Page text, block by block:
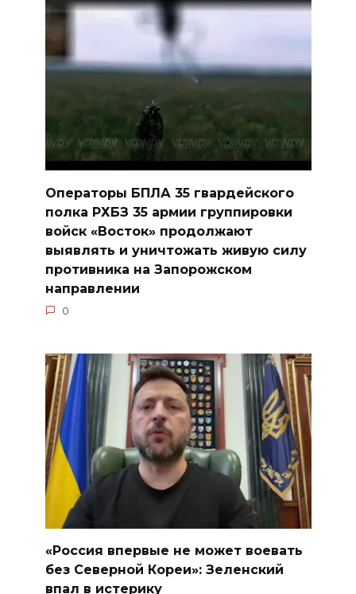
Операторы БПЛА 35 гвардейского
полка РХБЗ 35 армии группировки
войск «Восток» продолжают
выявлять и уничтожать живую силу
противника на Запорожском
направлении
0
«Россия впервые не может воевать
без Северной Кореи»: Зеленский
впал в истерику